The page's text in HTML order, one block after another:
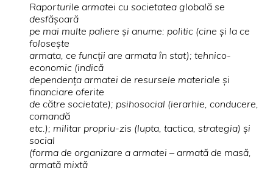
Raporturile armatei cu societatea globală se
desfăşoară
pe mai multe paliere şi anume: politic (cine şi la ce
foloseşte
armata, ce funcţii are armata în stat); tehnico-
economic (indică
dependenţa armatei de resursele materiale şi
financiare oferite
de către societate); psihosocial (ierarhie, conducere,
comandă
etc.); militar propriu-zis (lupta, tactica, strategia) şi
social
(forma de organizare a armatei – armată de masă,
armată mixtă